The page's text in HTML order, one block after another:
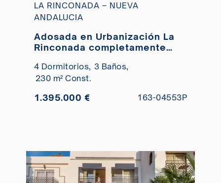
LA RINCONADA – NUEVA
ANDALUCIA
Adosada en Urbanización La
Rinconada completamente
4 Dormitorios, 3 Baños,
230 m² Const.
1.395.000 € 163-04553P